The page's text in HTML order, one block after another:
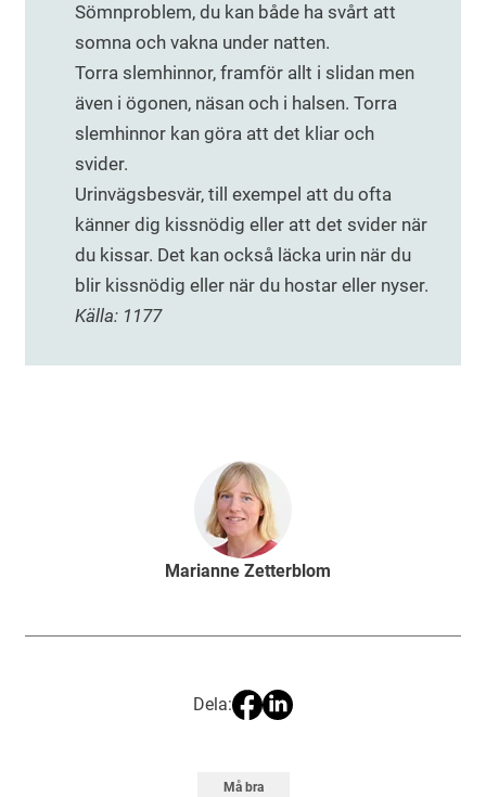
Sömnproblem, du kan både ha svårt att
somna och vakna under natten.
Torra slemhinnor, framför allt i slidan men
även i ögonen, näsan och i halsen. Torra
slemhinnor kan göra att det kliar och
svider.
Urinvägsbesvär, till exempel att du ofta
känner dig kissnödig eller att det svider när
du kissar. Det kan också läcka urin när du
blir kissnödig eller när du hostar eller nyser.
Källa: 1177
Marianne Zetterblom
Dela:
Må bra